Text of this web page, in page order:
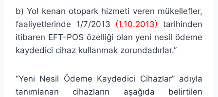
b) Yol kenarı otopark hizmeti veren mükellefler,
faaliyetlerinde 1/7/2013 (1.10.2013)tarihinden
itibaren EFT-POS özelliği olan yeni nesil ödeme
kaydedici cihaz kullanmak zorundadırlar.”
“Yeni Nesil Ödeme Kaydedici Cihazlar” adıyla
tanımlanan cihazların aşağıda belirtilen